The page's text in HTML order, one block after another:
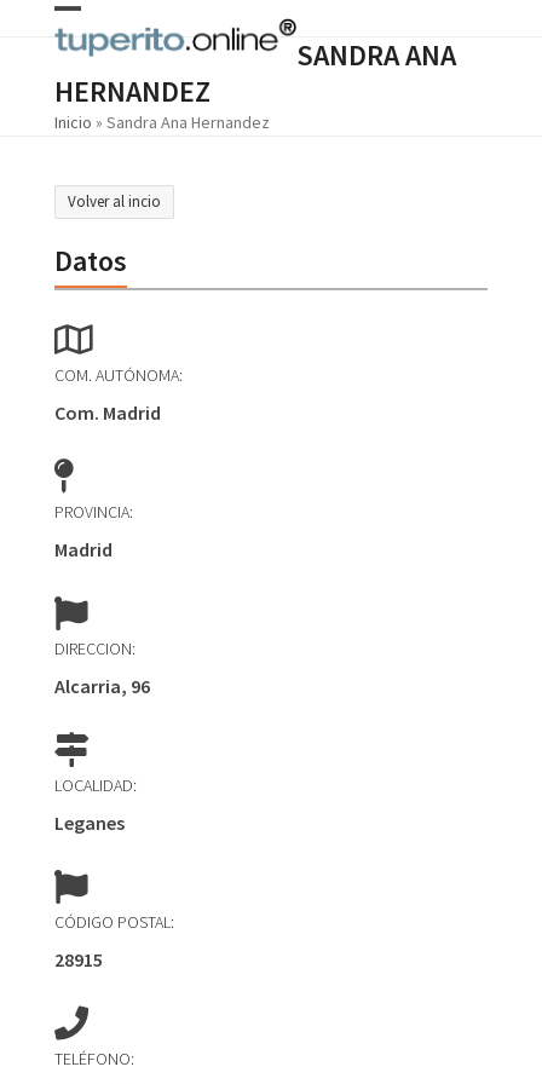
Open
mobile
menu
Close
mobile
menu
SANDRA ANA
HERNANDEZ
Inicio » Sandra Ana Hernandez
Volver al incio
Datos
COM. AUTÓNOMA:
Com. Madrid
PROVINCIA:
Madrid
DIRECCION:
Alcarria, 96
LOCALIDAD:
Leganes
CÓDIGO POSTAL:
28915
TELÉFONO: